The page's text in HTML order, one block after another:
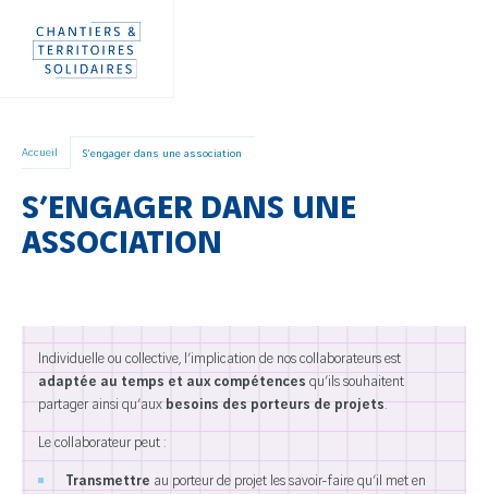
directement
Accueil S’engager dans une association
S’ENGAGER DANS UNE
ASSOCIATION
Individuelle ou collective, l’implication de nos collaborateurs est
adaptée au temps et aux compétences qu’ils souhaitent
partager ainsi qu’auxbesoins des porteurs de projets.
Le collaborateur peut :
Transmettre au porteur de projet les savoir-faire qu’il met en